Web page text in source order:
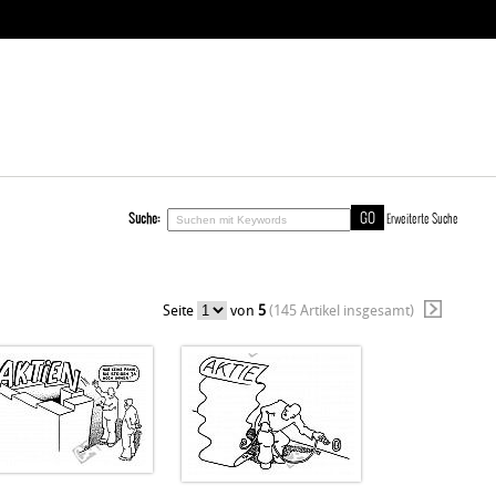
Suche: Erweiterte Suche
Seite von5 (145 Artikel insgesamt)